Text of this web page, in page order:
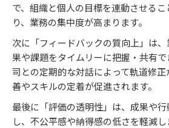
で、組織と個人の目標を連動させる
り、業務の集中度が高まります。
次に「フィードバックの質向上」は
果や課題をタイムリーに把握・共有
司との定期的な対話によって軌道修
善やスキルの定着が促進されます。
最後に「評価の透明性」は、成果や
し、不公平感や納得感の低さを軽減